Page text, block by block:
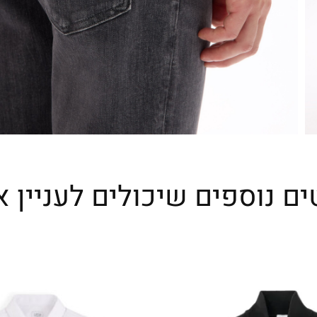
נוספים שיכולים לעניין